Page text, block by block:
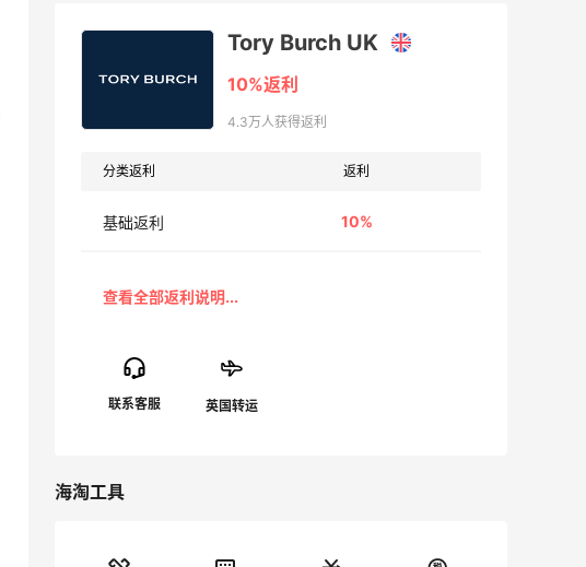
Tory Burch UK
10%返利
4.3万人获得返利
分类返利 返利
基础返利 10%
海淘工具